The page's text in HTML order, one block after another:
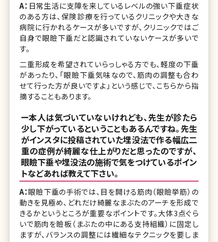
A： 日常生活に支障を来しているレベルの強い下垂症状
のある方は、保険診療を行っているクリニックや大きな
病院に行かれるケースが多いですが、クリニックではご
自身で眼瞼下垂だと認識されていないケースが多いで
す。
二重形成を希望されていらっしゃる方でも、軽度の下垂
があったり、「眼瞼下垂気味なので、筋肉の調整も合わ
せて行った方が良いですよ」という感じで、こちらから指
摘することもあります。
ー本人は気づいていないけれども、先生が診たら
少し下がっているということもあるんですね。先生
がインスタに投稿されていた埋没法で作る幅広二
重の症例が綺麗な仕上がりだと思ったのですが、
眼瞼下垂や埋没法の施術で気をつけているポイン
トなどあれば教えて下さい。
A：眼瞼下垂の手術では、目を開ける筋肉（眼瞼挙筋）の
動きを見極め、どれだけ綺麗なまぶたのアーチを形成で
きるかというところが重要なポイントです。大体3点ぐら
いで筋肉を瞼板（まぶたの中にある支持組織）に固定し
ますが、バランスの調整には繊細なテクニックを要しま